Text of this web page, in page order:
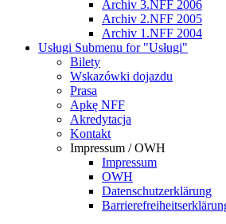
Archiv 3.NFF 2006
Archiv 2.NFF 2005
Archiv 1.NFF 2004
Usługi Submenu for "Usługi"
Bilety
Wskazówki dojazdu
Prasa
Apkę NFF
Akredytacja
Kontakt
Impressum / OWH
Impressum
OWH
Datenschutzerklärung